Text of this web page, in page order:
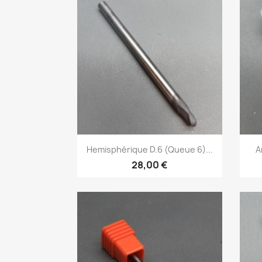
Aperçu rapide
Hemisphérique D.6 (Queue 6)...
28,00 €